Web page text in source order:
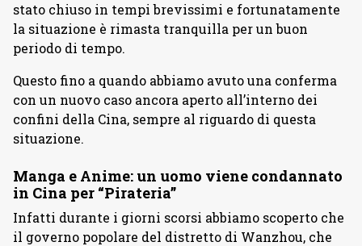
stato chiuso in tempi brevissimi e fortunatamente
la situazione è rimasta tranquilla per un buon
periodo di tempo.
Questo fino a quando abbiamo avuto una conferma
con un nuovo caso ancora aperto all’interno dei
confini della Cina, sempre al riguardo di questa
situazione.
Manga e Anime: un uomo viene condannato
in Cina per “Pirateria”
Infatti durante i giorni scorsi abbiamo scoperto che
il governo popolare del distretto di Wanzhou, che